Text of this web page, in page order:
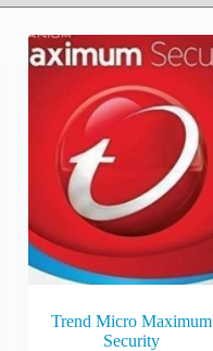
Trend Micro Maximum
Security